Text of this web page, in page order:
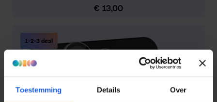
Toestemming Details Over
Normale prijs:
€ 13,00
1-2-3 deal